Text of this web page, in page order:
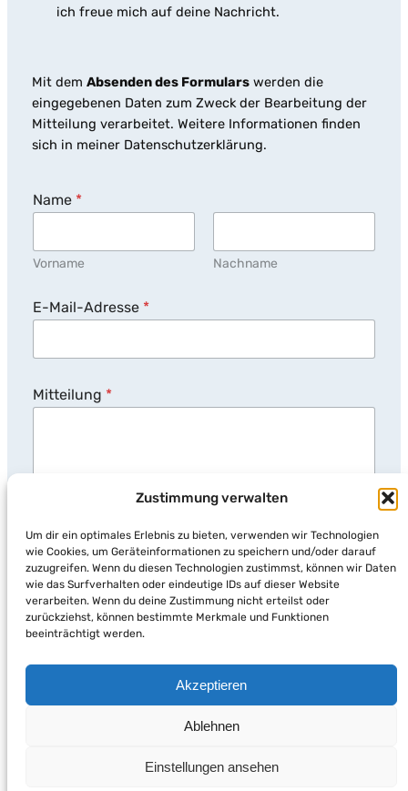
Zustimmung verwalten
Um dir ein optimales Erlebnis zu bieten, verwenden wir Technologien
wie Cookies, um Geräteinformationen zu speichern und/oder darauf
zuzugreifen. Wenn du diesen Technologien zustimmst, können wir Daten
wie das Surfverhalten oder eindeutige IDs auf dieser Website
verarbeiten. Wenn du deine Zustimmung nicht erteilst oder
zurückziehst, können bestimmte Merkmale und Funktionen
beeinträchtigt werden.
Akzeptieren
Ablehnen
Einstellungen ansehen
ich freue mich auf deine Nachricht.
Mit dem Absenden des Formularswerden die
eingegebenen Daten zum Zweck der Bearbeitung der
Mitteilung verarbeitet. Weitere Informationen finden
sich in meiner Datenschutzerklärung.
E
a
-
A
r
s
s
Name *
Vorname Nachname
E-Mail-Adresse *
Mitteilung *
Absenden
LinkedIn
Instagram